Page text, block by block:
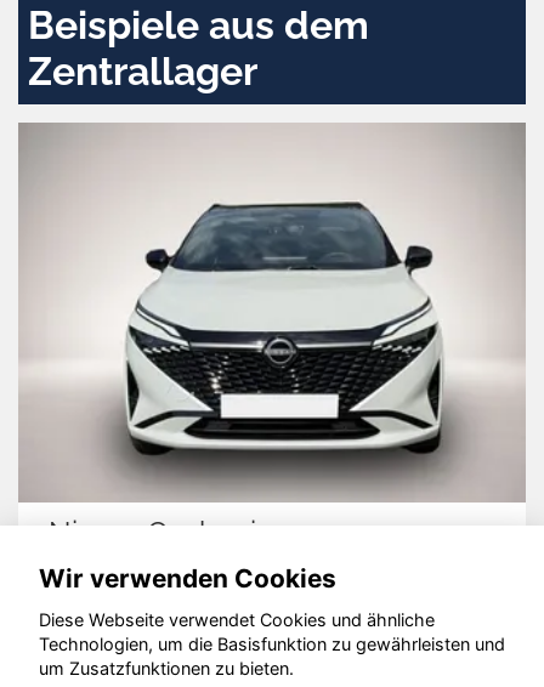
Beispiele aus dem
Zentrallager
Nissan Qashqai
© konjunkturmotor.de GmbH 2020 - 2026
Wir verwenden Cookies
Diese Webseite verwendet Cookies und ähnliche
Technologien, um die Basisfunktion zu gewährleisten und
um Zusatzfunktionen zu bieten.